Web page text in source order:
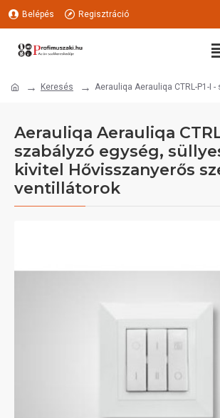
Belépés Regisztráció
Keresés Aerauliqa Aerauliqa CTRL-P1-
Aerauliqa Aerauliqa
szabályzó egység,
kivitel Hővisszanyerős
ventillátorok